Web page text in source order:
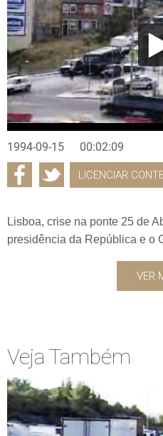
1994-09-15 00:02:09
LICENCIAR
Lisboa, crise na ponte 25 de
presidência da República e o
VER
Veja Também